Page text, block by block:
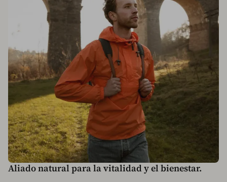
Aliado natural para la vitalidad y el bienestar.